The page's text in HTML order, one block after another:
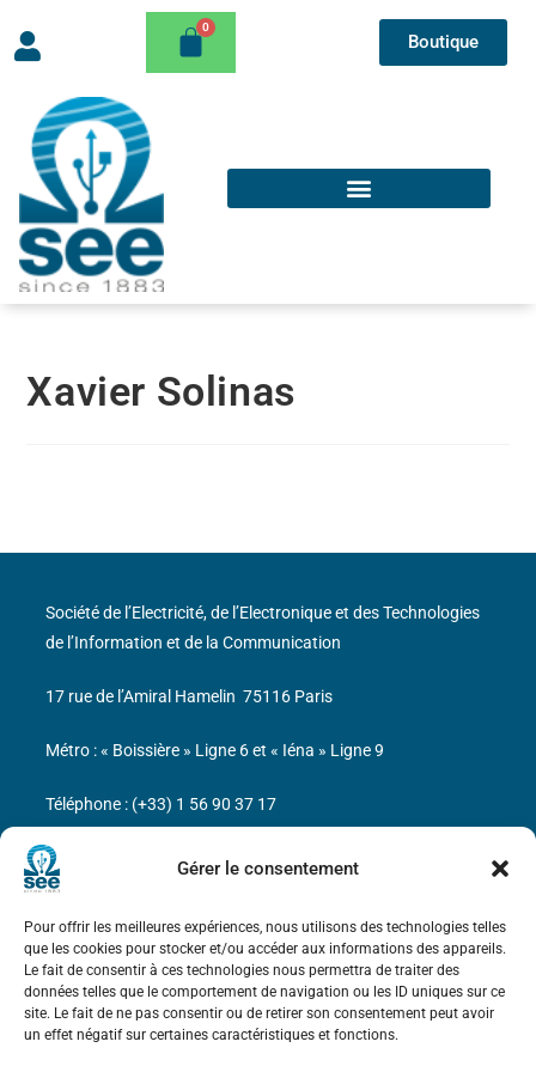
Gérer le consentement
Pour offrir les meilleures expériences, nous utilisons des technologies telles
que les cookies pour stocker et/ou accéder aux informations des appareils.
Le fait de consentir à ces technologies nous permettra de traiter des
données telles que le comportement de navigation ou les ID uniques sur ce
site. Le fait de ne pas consentir ou de retirer son consentement peut avoir
un effet négatif sur certaines caractéristiques et fonctions.
Boutique
Xavier Solinas
Bicentenaire des découvertes d’André-
Marie Ampère
Mentions légales
Société de l’Electricité, de l’Electronique et des Technologies
de l’Information et de la Communication
17 rue de l’Amiral Hamelin 75116 Paris
Métro : « Boissière » Ligne 6 et « Iéna » Ligne 9
Téléphone : (+33) 1 56 90 37 17
N° de SIREN : 785 393 232, Code APE : 9412Z TVA intra-
communautaire : FR44 785 393 232